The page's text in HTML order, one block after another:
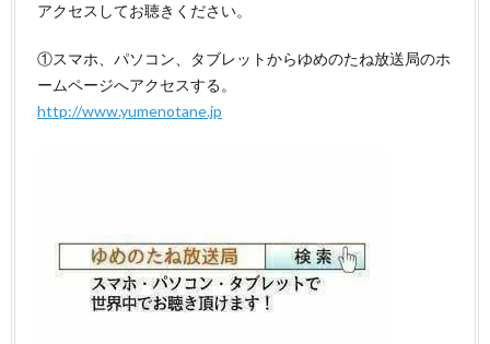
アクセスしてお聴きください。
①スマホ、パソコン、タブレットからゆめのたね放送局のホ
ームページへアクセスする。
http://www.yumenotane.jp